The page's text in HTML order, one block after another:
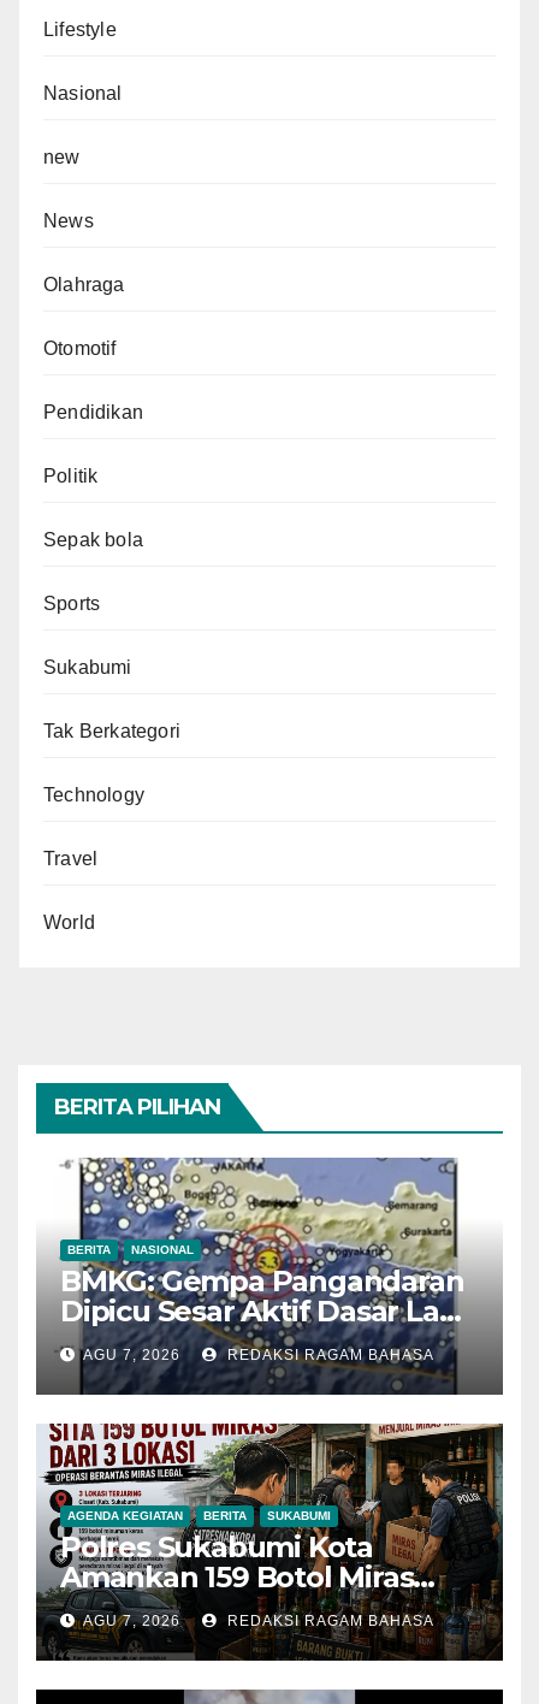
Lifestyle
Nasional
new
News
Olahraga
Otomotif
Pendidikan
Politik
Sepak bola
Sports
Sukabumi
Tak Berkategori
Technology
Travel
World
BERITA PILIHAN
BERITA NASIONAL
BMKG: Gempa Pangandaran
Dipicu Sesar Aktif Dasar Laut,
Getarannya Terasa hingga
Sukabumi
AGU 7, 2026 REDAKSI RAGAM BAHASA
AGENDA KEGIATAN BERITA SUKABUMI
Polres Sukabumi Kota
Amankan 159 Botol Miras
Ilegal dari Tiga Lokasi dalam
Operasi Penyakit Masyarakat
AGU 7, 2026 REDAKSI RAGAM BAHASA